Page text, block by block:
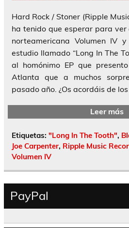
Hard Rock / Stoner (Ripple
ha tenido que esperar para
norteamericana Volumen IV
estudio llamado “Long In The
al homónimo EP que
Atlanta que a muchos
pasado año. ¿Os acordáis de
Leer más
Etiquetas: "Long In The Tooth",
Joe Carpenter, Ripple Music
Volumen IV
PayPal